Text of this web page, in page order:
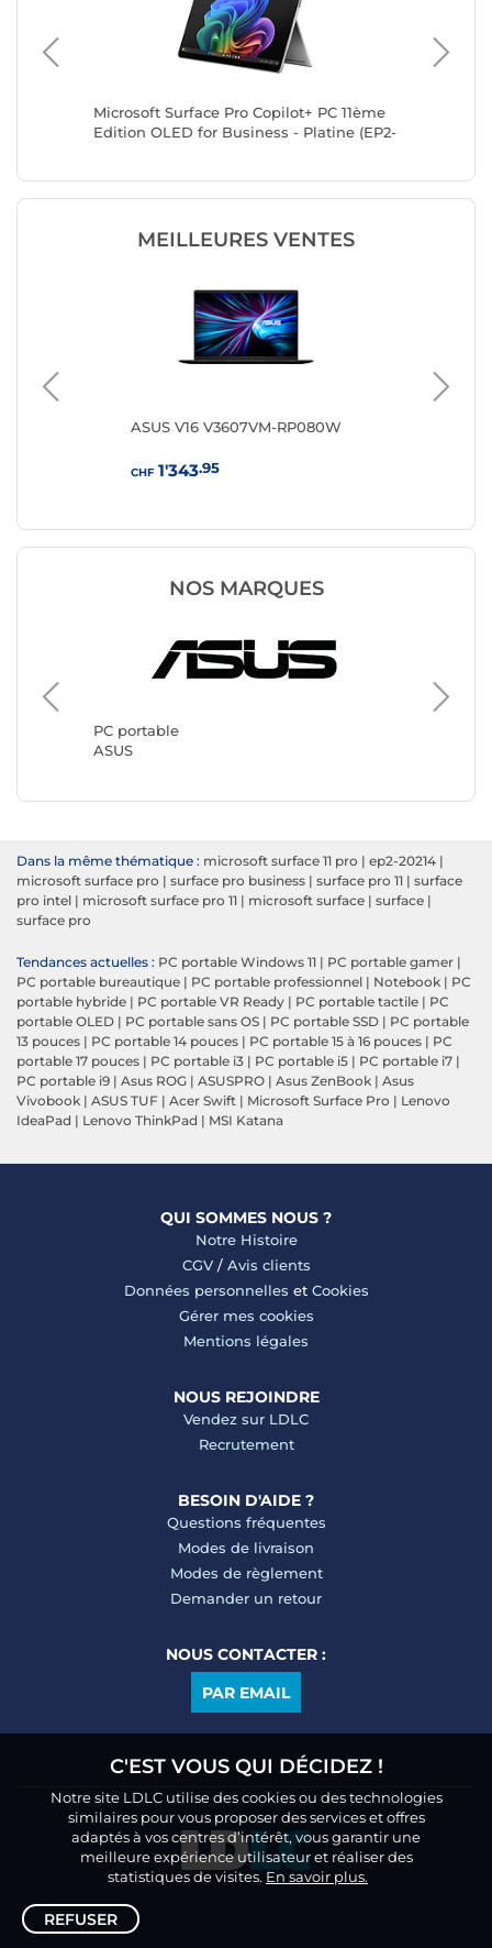
Microsoft Surface Pro Copilot+ PC 11ème
Edition OLED for Business - Platine (EP2-
MEILLEURES VENTES
ASUS V16 V3607VM-RP080W
CHF1'343.95
NOS MARQUES
PC portable
ASUS
PC
Lenovo
Dans la même thématique : microsoft surface 11 pro | ep2-20214 |
microsoft surface pro | surface pro business | surface pro 11 | surface
pro intel | microsoft surface pro 11 | microsoft surface | surface |
surface pro
Tendances actuelles : PC portable Windows 11 | PC portable gamer |
PC portable bureautique | PC portable professionnel | Notebook | PC
portable hybride | PC portable VR Ready | PC portable tactile | PC
portable OLED | PC portable sans OS | PC portable SSD | PC portable
13 pouces | PC portable 14 pouces | PC portable 15 à 16 pouces | PC
portable 17 pouces | PC portable i3 | PC portable i5 | PC portable i7 |
PC portable i9 | Asus ROG | ASUSPRO | Asus ZenBook | Asus
Vivobook | ASUS TUF | Acer Swift | Microsoft Surface Pro | Lenovo
IdeaPad | Lenovo ThinkPad | MSI Katana
QUI SOMMES NOUS ?
Notre Histoire
CGV/ Avis clients
Données personnelles et Cookies
Gérer mes cookies
Mentions légales
NOUS REJOINDRE
Vendez sur LDLC
Recrutement
BESOIN D'AIDE ?
Questions fréquentes
Modes de livraison
Modes de règlement
Demander un retour
NOUS CONTACTER :
PAR EMAIL
C'EST VOUS QUI DÉCIDEZ !
Notre site LDLC utilise des cookies ou des technologies
similaires pour vous proposer des services et offres
adaptés à vos centres d’intérêt, vous garantir une
meilleure expérience utilisateur et réaliser des
statistiques de visites. En savoir plus.
REFUSER